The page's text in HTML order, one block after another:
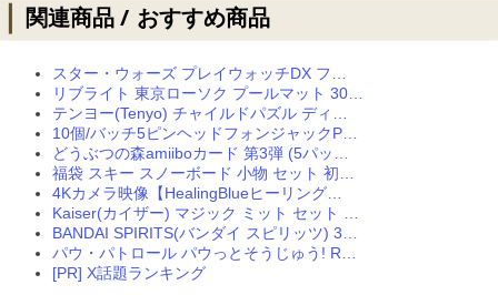
スター・ウォーズ プレイウォッチDX フ…
リブライト 東京ローソク プールマット 30…
テンヨー(Tenyo) チャイルドパズル ディ…
10個/バッチ5ピンヘッドフォンジャックP…
どうぶつの森amiiboカード 第3弾 (5パッ…
福袋 スキー スノーボード 小物 セット 初…
4Kカメラ映像【HealingBlueヒーリング…
Kaiser(カイザー) マジック ミット セット …
BANDAI SPIRITS(バンダイ スピリッツ) 3…
パウ・パトロール パウっとそうじゅう! R…
[PR] X話題ランキング